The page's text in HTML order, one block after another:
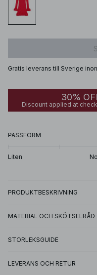
Gratis leverans till Sverige
30%
Discount applied at
PASSFORM
Liten
PRODUKTBESKRIVNING
MATERIAL OCH SKÖTSELRÅD
STORLEKSGUIDE
LEVERANS OCH RETUR